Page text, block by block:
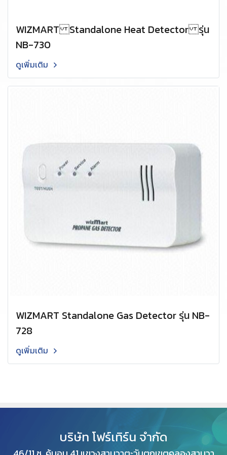
WIZMART Standalone Heat Detector รุ่น
NB-730
ดูเพิ่มเติม
WIZMART Standalone Gas Detector รุ่น NB-
728
ดูเพิ่มเติม
บริษัท โฟร์เทิร์น จำกัด